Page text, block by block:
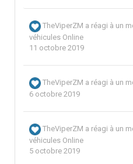
TheViperZM a réagi à un
véhicules Online
11 octobre 2019
TheViperZM a réagi à un
6 octobre 2019
TheViperZM a réagi à un
véhicules Online
5 octobre 2019